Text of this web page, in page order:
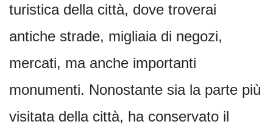
turistica della città, dove troverai
antiche strade, migliaia di negozi,
mercati, ma anche importanti
monumenti. Nonostante sia la parte più
visitata della città, ha conservato il